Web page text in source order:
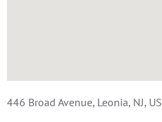
446 Broad Avenue, Leonia, NJ,